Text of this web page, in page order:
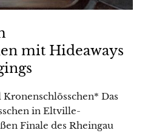
mit Hideaways
Das
in Eltville-
Finale des Rheingau